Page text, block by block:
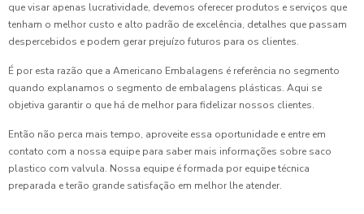
que visar apenas lucratividade, devemos oferecer produtos e serviços que
tenham o melhor custo e alto padrão de excelência, detalhes que passam
despercebidos e podem gerar prejuízo futuros para os clientes.
É por esta razão que a Americano Embalagens é referência no segmento
quando explanamos o segmento de embalagens plásticas. Aqui se
objetiva garantir o que há de melhor para fidelizar nossos clientes.
Então não perca mais tempo, aproveite essa oportunidade e entre em
contato com a nossa equipe para saber mais informações sobre saco
plastico com valvula. Nossa equipe é formada por equipe técnica
preparada e terão grande satisfação em melhor lhe atender.